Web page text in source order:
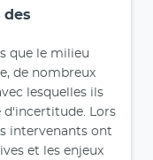
des
que le milieu
de nombreux
lesquelles ils
d'incertitude. Lors
intervenants ont
et les enjeux